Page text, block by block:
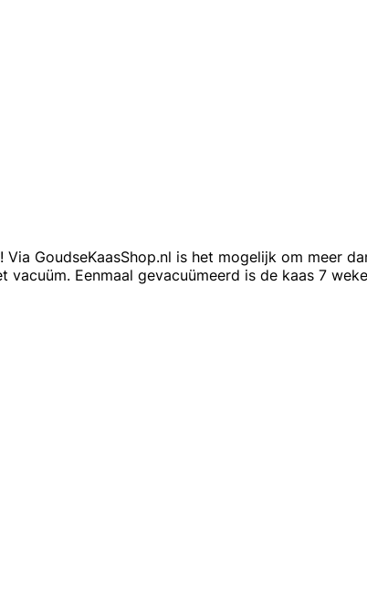
GoudseKaasShop.nl is het mogelijk om meer
Eenmaal gevacuümeerd is de kaas 7